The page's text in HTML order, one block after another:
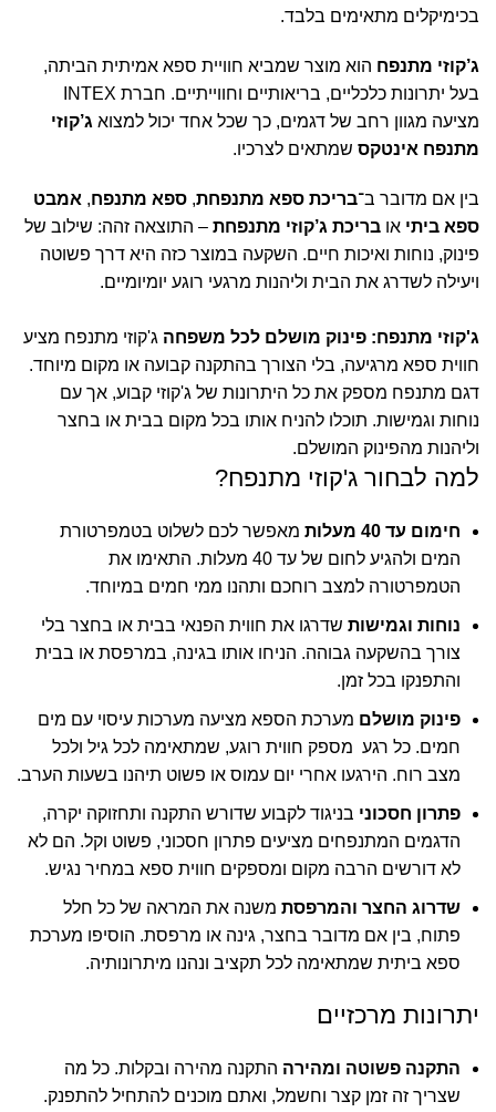
בכימיקלים מתאימים בלבד.
ג’קוזי מתנפח הוא מוצר שמביא חוויית ספא אמיתית הביתה,
בעל יתרונות כלכליים, בריאותיים וחווייתיים. חברת INTEX
מציעה מגוון רחב של דגמים, כך שכל אחד יכול למצוא ג’קוזי
מתנפח אינטקס שמתאים לצרכיו.
בין אם מדובר ב־בריכת ספא מתנפחת, ספא מתנפח, אמבט
ספא ביתי או בריכת ג’קוזי מתנפחת – התוצאה זהה: שילוב של
פינוק, נוחות ואיכות חיים. השקעה במוצר כזה היא דרך פשוטה
ויעילה לשדרג את הבית וליהנות מרגעי רוגע יומיומיים.
ג'קוזי מתנפח: פינוק מושלם לכל משפחה ג'קוזי מתנפח מציע
חווית ספא מרגיעה, בלי הצורך בהתקנה קבועה או מקום מיוחד.
דגם מתנפח מספק את כל היתרונות של ג'קוזי קבוע, אך עם
נוחות וגמישות. תוכלו להניח אותו בכל מקום בבית או בחצר
וליהנות מהפינוק המושלם.
למה לבחור ג'קוזי מתנפח?
חימום עד 40 מעלות
מאפשר לכם לשלוט בטמפרטורת
המים ולהגיע לחום של עד 40 מעלות. התאימו את
הטמפרטורה למצב רוחכם ותהנו ממי חמים במיוחד.
נוחות וגמישות שדרגו את חווית הפנאי בבית או בחצר בלי
צורך בהשקעה גבוהה. הניחו אותו בגינה, במרפסת או בבית
והתפנקו בכל זמן.
פינוק מושלם מערכת הספא מציעה מערכות עיסוי עם מים
חמים. כל רגע מספק חווית רוגע, שמתאימה לכל גיל ולכל
מצב רוח. הירגעו אחרי יום עמוס או פשוט תיהנו בשעות הערב.
פתרון חסכוני בניגוד לקבוע שדורש התקנה ותחזוקה יקרה,
הדגמים המתנפחים מציעים פתרון חסכוני, פשוט וקל. הם לא
לא דורשים הרבה מקום ומספקים חווית ספא במחיר נגיש.
שדרוג החצר והמרפסת משנה את המראה של כל חלל
פתוח, בין אם מדובר בחצר, גינה או מרפסת. הוסיפו מערכת
ספא ביתית שמתאימה לכל תקציב ונהנו מיתרונותיה.
יתרונות מרכזיים
התקנה פשוטה ומהירה התקנה מהירה ובקלות. כל מה
שצריך זה זמן קצר וחשמל, ואתם מוכנים להתחיל להתפנק.